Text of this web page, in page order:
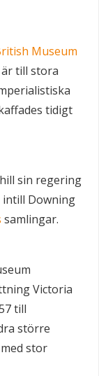
Museum
till stora
tidigt
sin regering
intill Downing
samlingar.
Victoria
till
större
stor